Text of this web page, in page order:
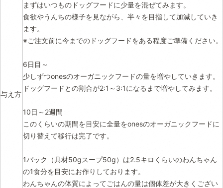
与え方
まずはいつものドッグフードに少量を混ぜてみます。
食欲やうんちの様子を見ながら、半々を目指して加減していき
ます。
※ご注文前に今までのドッグフードをある程度ご準備ください。
6日目～
少しずつonesのオーガニックフードの量を増やしていきます。
ドッグフードとの割合が2:1～3:1になるまで増やしてみます。
10日～2週間
このくらいの期間を目安に全量をonesのオーガニックフードに
切り替えて移行は完了です。
1パック（具材50gスープ50g）は2.5キロくらいのわんちゃん
の1食分を目安にお作りしております。
わんちゃんの体質によってごはんの量は個体差が大きくござい